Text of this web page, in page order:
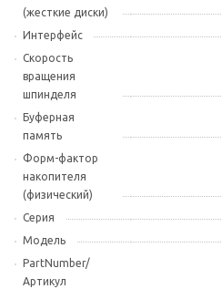
(жесткие диски)
Интерфейс
Скорость
вращения
шпинделя
Буферная
память
Форм-фактор
накопителя
(физический)
Серия
Модель
PartNumber/
Артикул